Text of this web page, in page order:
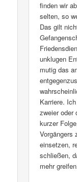
finden wir
selten, so
Das gilt
unklugen
mutig das
Karriere.
zweier oder
kurzer
Vorgängers
einsetzen,
schließen,
mehr